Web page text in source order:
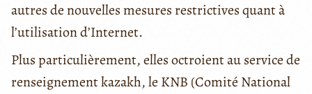
autres de nouvelles mesures restrictives quant à
l’utilisation d’Internet.
Plus particulièrement, elles octroient au service de
renseignement kazakh, le KNB (Comité National